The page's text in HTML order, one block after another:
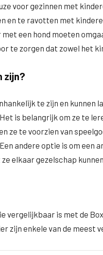
voor gezinnen met
en te ravotten met
een hond moeten
te zorgen dat zowel het
zijn?
te zijn en kunnen
is belangrijk om ze te
ze te voorzien van
andere optie is om een
elkaar gezelschap
vergelijkbaar is met de
zijn enkele van de meest